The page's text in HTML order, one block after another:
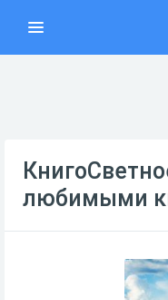
любимыми